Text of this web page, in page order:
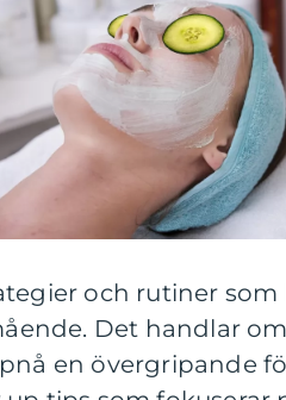
och rutiner
Det handlar
en övergripande